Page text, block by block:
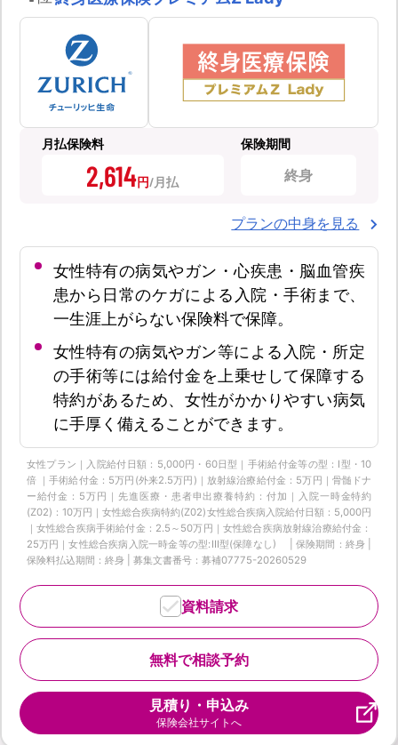
月払保険料
2,614円
保険期間
終身
プランの中身を見る
女性特有の病気やガン・心疾患・脳血管疾
患から日常のケガによる入院・手術まで、
一生涯上がらない保険料で保障。
女性特有の病気やガン等による入院・所定
の手術等には給付金を上乗せして保障する
特約があるため、女性がかかりやすい病気
に手厚く備えることができます。
女性プラン｜入院給付日額：5,000円・60日型｜手術給付金等の型：Ⅰ型・10
倍 ｜手術給付金：5万円(外来2.5万円)｜放射線治療給付金：5万円｜骨髄ドナ
ー給付金：5万円｜先進医療・患者申出療養特約：付加｜入院一時金特約
(Z02)：10万円｜女性総合疾病特約(Z02)女性総合疾病入院給付日額：5,000円
｜女性総合疾病手術給付金：2.5～50万円｜女性総合疾病放射線治療給付金：
25万円｜女性総合疾病入院一時金等の型:Ⅲ型(保障なし) | 保険期間：終身 |
保険料払込期間：終身 | 募集文書番号：募補07775-20260529
無料で相談予約
資料請求
見積り・申込み
保険会社サイトへ